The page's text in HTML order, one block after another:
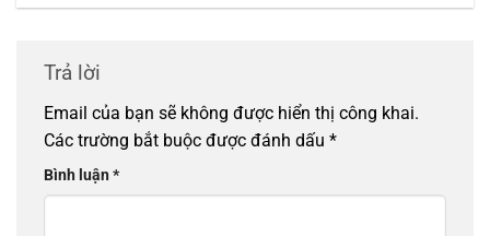
Chiến Lược:
Số Toàn Diện
tại Việt Nam
và GAPV chào
bùng nổ
Trả lời
Email của bạn sẽ không được hiển thị công khai.
Các trường bắt buộc được đánh dấu *
Bình luận*